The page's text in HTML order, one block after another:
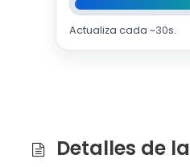
Actualiza cada ~30s.
Detalles de